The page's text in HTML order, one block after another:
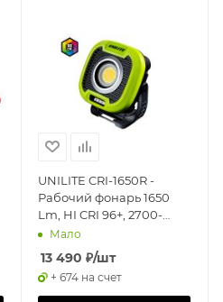
UNILITE CRI-1650R -
Рабочий фонарь 1650
Lm, HI CRI 96+, 2700-
6500 K, 13500 mAh, IPX5
Мало
13 490 ₽/шт
+ 674 на счет